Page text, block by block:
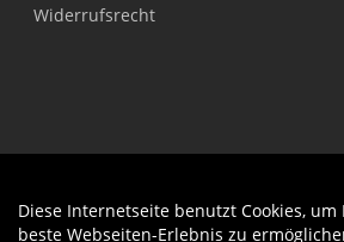
Widerrufsrecht
Diese Internetseite benutzt Cookies, um
beste Webseiten-Erlebnis zu